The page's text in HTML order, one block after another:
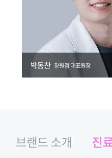
브랜드 소개 진